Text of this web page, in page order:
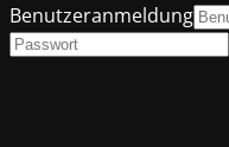
Benutzeranmeldung